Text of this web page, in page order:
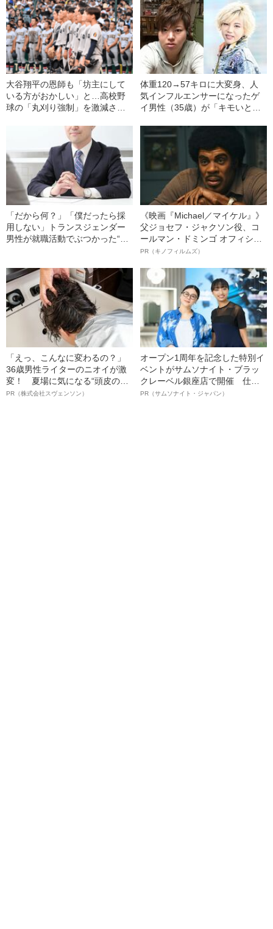
大谷翔平の恩師も「坊主にして
いる方がおかしい」と…高校野
球の「丸刈り強制」を激減させ
体重120→57キロに大変身、人
気インフルエンサーになったゲ
イ男性（35歳）が「キモいと言
た理由「人生に意味のないこと
はない」
「だから何？」「僕だったら採
用しない」トランスジェンダー
男性が就職活動でぶつかった“世
《映画『Michael／マイケル』》
父ジョセフ・ジャクソン役、コ
ールマン・ドミンゴ オフィシャ
ルインタビュー“観客を魅了した
語る”《日本興収70億円突破》
PR（キノフィルムズ）
「えっ、こんなに変わるの？」
36歳男性ライターのニオイが激
変！ 夏場に気になる“頭皮のニ
オイ”や“ベタつき”を解消す
PR（株式会社スヴェンソン）
オープン1周年を記念した特別イ
ベントがサムソナイト・ブラッ
クレーベル銀座店で開催 仕事
も人生も自分らしく～笑顔あふ
PR（サムソナイト・ジャパン）